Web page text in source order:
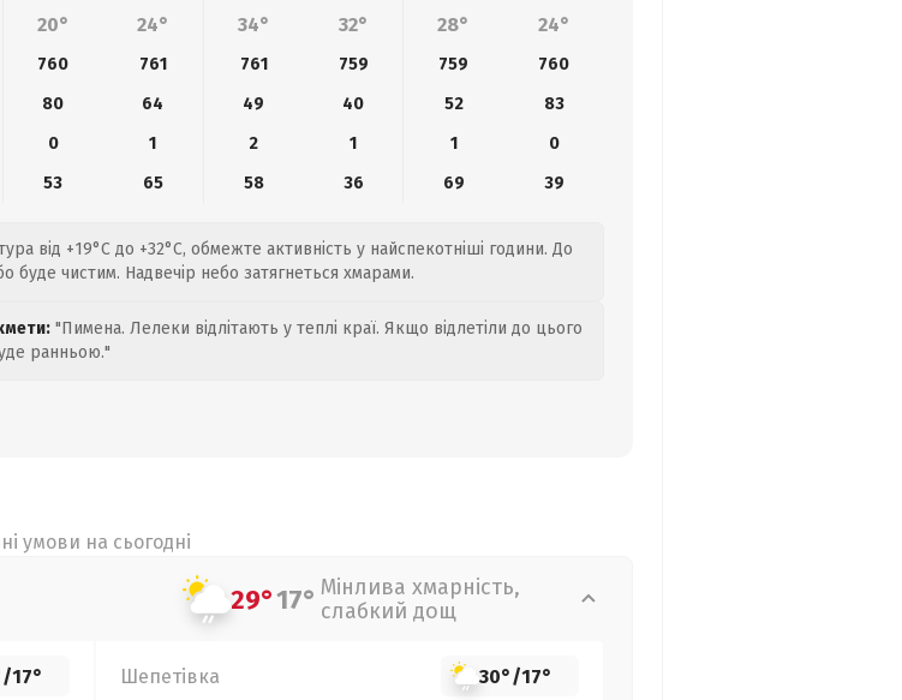
20° 24° 34° 32° 28° 24°
760 761 761 759 759
760
80 64 49 40 52
83
0 1 2 1 1
0
53 65 58 36 69 39
від +19°C до +32°C, обмежте активність у найспекотніші години. До
буде чистим. Надвечір небо затягнеться хмарами.
"Пимена. Лелеки відлітають у теплі краї. Якщо відлетіли до цього
ранньою."
умови на сьогодні
29°17° Мінлива хмарність,
слабкий дощ
/17° Шепетівка 30°/17°